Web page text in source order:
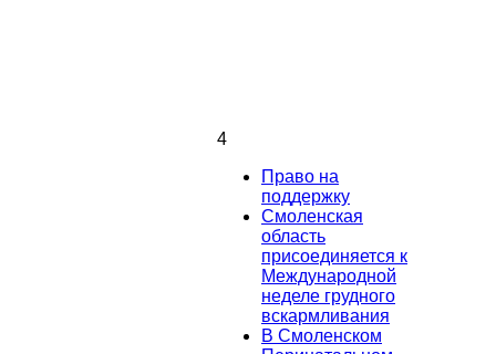
4
Право на
поддержку
Смоленская
область
присоединяется к
Международной
неделе грудного
вскармливания
В Смоленском